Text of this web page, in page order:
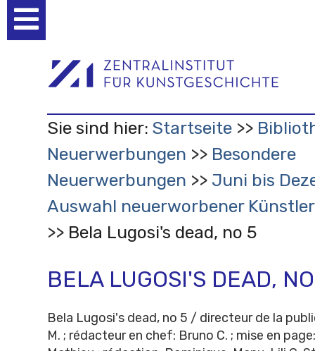
Werkzeuge
Sie sind hier: Startseite
Neuerwerbungen
Besondere
Neuerwerbungen
Juni bis
Auswahl neuerworbener
Bela Lugosi's dead, no 5
BELA LUGOSI'S DEAD,
Bela Lugosi's dead, no 5 / directeur de la
M. ; rédacteur en chef: Bruno C. ; mise en